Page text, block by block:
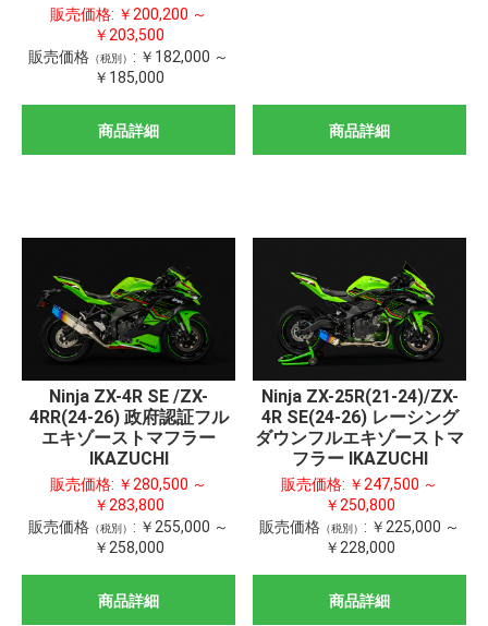
販売価格: ￥200,200 ～
￥203,500
販売価格 （税別） : ￥182,000 ～
￥185,000
商品詳細 商品詳細
Ninja ZX-4R SE /ZX-
4RR(24-26) 政府認証フル
エキゾーストマフラー
IKAZUCHI
販売価格: ￥280,500 ～
￥283,800
販売価格 （税別） : ￥255,000 ～
￥258,000
商品詳細
Ninja ZX-25R(21-24)/ZX-
4R SE(24-26) レーシング
ダウンフルエキゾーストマ
フラー IKAZUCHI
販売価格: ￥247,500 ～
￥250,800
販売価格 （税別） : ￥225,000 ～
￥228,000
商品詳細